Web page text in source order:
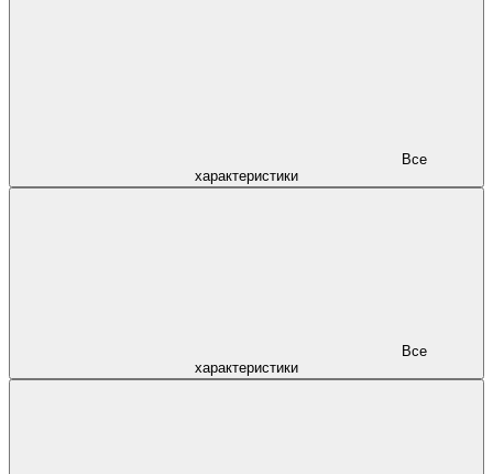
характеристики
характеристики